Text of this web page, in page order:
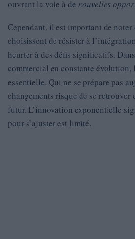
ouvrant la voie à de nouvelles
Cependant, il est important de noter
choisissent de résister à
heurter à des défis significatifs.
commercial en constante évolution,
essentielle. Qui ne se prépare pas
changements risque de se retrouver
futur. L’innovation exponentielle
pour s’ajuster est limité.